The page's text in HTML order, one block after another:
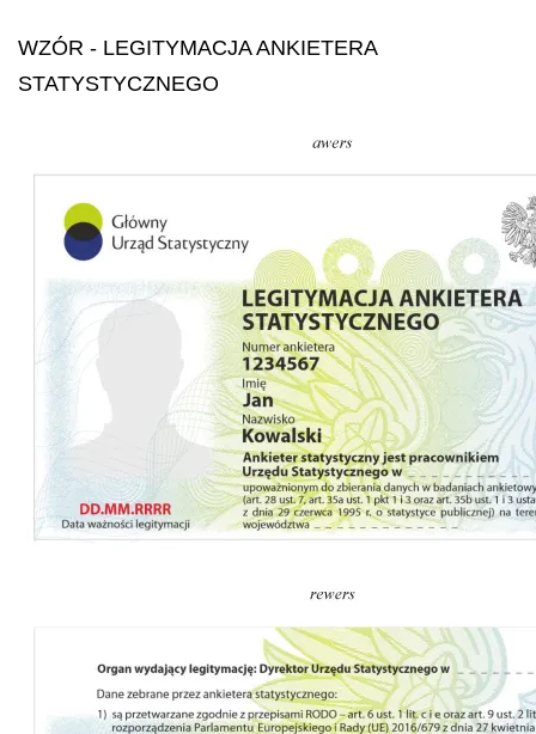
WZÓR - LEGITYMACJA ANKIETERA
STATYSTYCZNEGO